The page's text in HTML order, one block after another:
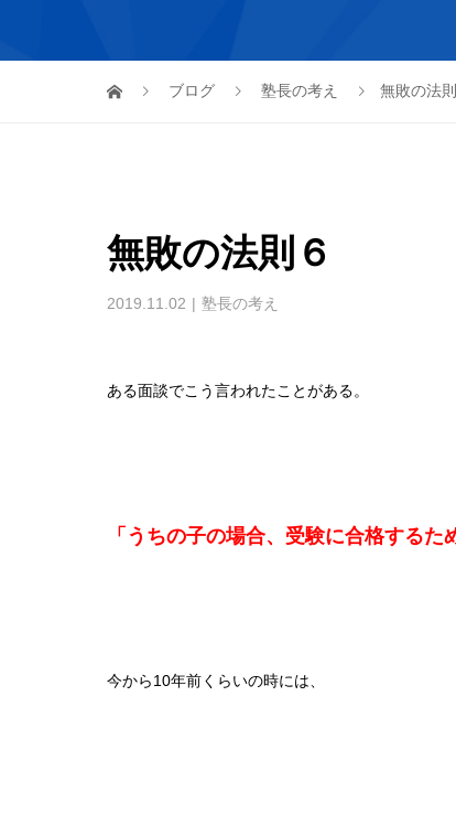
ブログ 塾長の考え 無敗の法
無敗の法則６
2019.11.02 塾長の考え
ある面談でこう言われたことがある。
「うちの子の場合、受験に合格する
今から10年前くらいの時には、